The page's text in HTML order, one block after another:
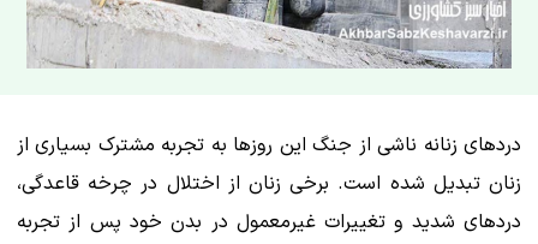
دردهای زنانه ناشی از جنگ این روزها به تجربه مشترک بسیاری از
زنان تبدیل شده است. برخی زنان از اختلال در چرخه قاعدگی،
دردهای شدید و تغییرات غیرمعمول در بدن خود پس از تجربه